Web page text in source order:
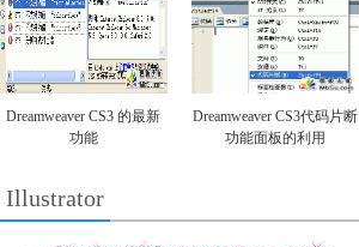
Dreamweaver CS3 的最新
功能
Dreamweaver CS3代码片断
功能面板的利用
Illustrator